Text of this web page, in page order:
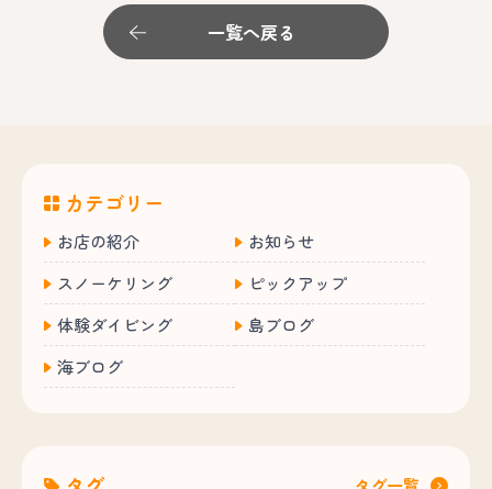
一覧へ戻る
カテゴリー
お店の紹介
お知らせ
スノーケリング
ピックアップ
体験ダイビング
島ブログ
海ブログ